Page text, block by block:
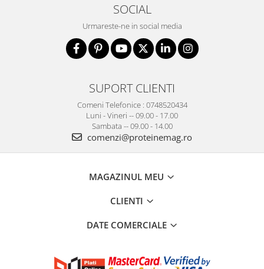
SOCIAL
Urmareste-ne in social media
SUPORT CLIENTI
Comeni Telefonice : 0748520434
Luni - Vineri -- 09.00 - 17.00
Sambata -- 09.00 - 14.00
comenzi@proteinemag.ro
MAGAZINUL MEU
CLIENTI
DATE COMERCIALE